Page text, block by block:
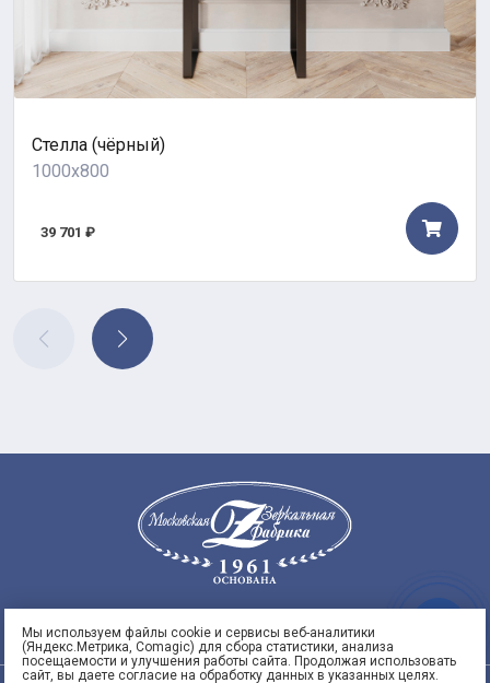
8
53
Стелла (чёрный)
1000x800
39 701 ₽
Мы используем файлы cookie и сервисы веб-аналитики
(Яндекс.Метрика, Comagic) для сбора статистики, анализа
посещаемости и улучшения работы сайта. Продолжая использовать
сайт, вы даете согласие на обработку данных в указанных целях.
Заказать